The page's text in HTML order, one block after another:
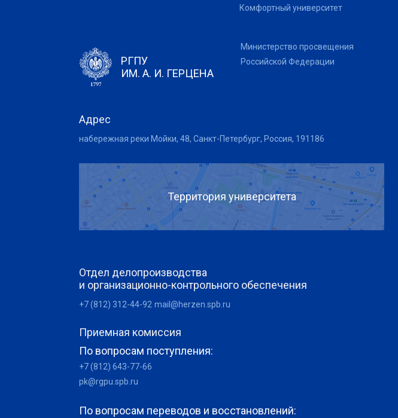
Комфортный университет
РГПУ
ИМ. А. И. ГЕРЦЕНА
Министерство просвещения
Российской Федерации
Адрес
набережная реки Мойки, 48, Санкт-Петербург, Россия, 191186
Территория университета
Отдел делопроизводства
и организационно-контрольного обеспечения
+7 (812) 312-44-92 mail@herzen.spb.ru
Приемная комиссия
По вопросам поступления:
+7 (812) 643-77-66
pk@rgpu.spb.ru
По вопросам переводов и восстановлений: